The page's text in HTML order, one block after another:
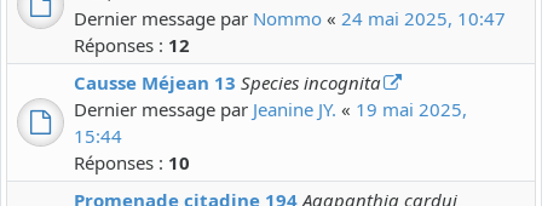
Dernier message par Nommo « 24 mai 2025, 10:47
Réponses : 12
Causse Méjean 13 Species incognita
Dernier message par Jeanine JY. « 19 mai 2025,
15:44
Réponses : 10
Promenade citadine 194 Agapanthia cardui